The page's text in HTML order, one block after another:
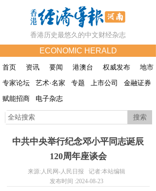
首页 资讯 要闻 港澳台 权威发布
地市
专家论坛
艺术·名家 专题 上市公司
金融证券
赋能招商
电子杂志
ECONOMIC HERALD
香港历史最悠久的中文财经杂志
搜索
中共中央举行纪念邓小平同志诞辰
120周年座谈会
来源: 人民网-人民日报 记者:本站编辑
发布时间 :2024-08-23